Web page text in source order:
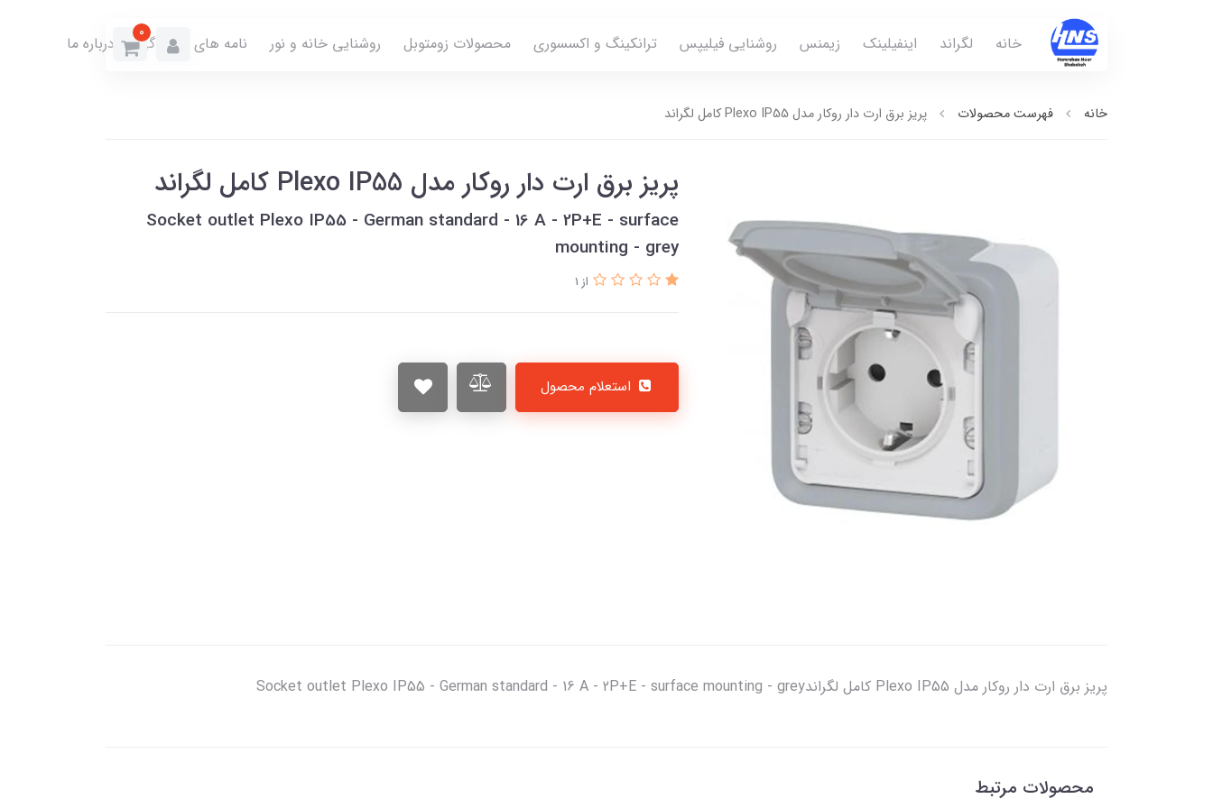
خانه لگراند اینفیلینک زیمنس روشنایی فیلیپس ترانکینگ و اکسسوری محصولات زومتوبل روشنایی خانه و نور نامه های نمایندگی درباره ما
0
خانه فهرست محصولات پريز برق ارت دار روکار مدل Plexo IP55 کامل لگراند
پريز برق ارت دار روکار مدل Plexo IP55 کامل لگراند
Socket outlet Plexo IP55 - German standard - 16 A - 2P+E - surface
mounting - grey
از 1
پريز برق ارت دار روکار مدل Plexo IP55 کامل لگراندSocket outlet Plexo IP55 - German standard - 16 A - 2P+E - surface mounting - grey
محصولات مرتبط